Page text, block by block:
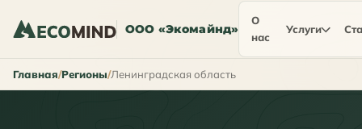
ООО «Экомайнд»
О
нас
Услуги
Главная Регионы Ленинградская область